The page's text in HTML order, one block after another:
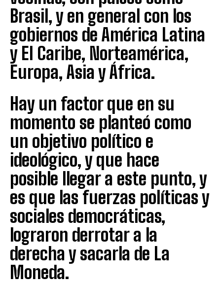
Brasil, y en general con los
gobiernos de América Latina
y El Caribe, Norteamérica,
Europa, Asia y África.
Hay un factor que en su
momento se planteó como
un objetivo político e
ideológico, y que hace
posible llegar a este punto, y
es que las fuerzas políticas y
sociales democráticas,
lograron derrotar a la
derecha y sacarla de La
Moneda.